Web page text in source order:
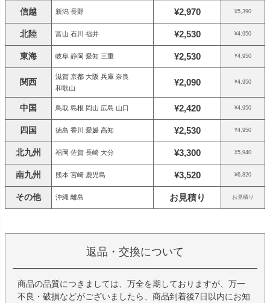
信越 新潟 長野 ¥2,970 ¥5,390
北陸 富山 石川 福井 ¥2,530 ¥4,950
東海 岐阜 静岡 愛知 三重 ¥2,530 ¥4,950
関西
滋賀 京都 大阪 兵庫 奈良
和歌山
¥2,090 ¥4,950
中国 鳥取 島根 岡山 広島 山口 ¥2,420 ¥4,950
四国 徳島 香川 愛媛 高知 ¥2,530 ¥4,950
北九州 福岡 佐賀 長崎 大分 ¥3,300 ¥5,940
南九州 熊本 宮崎 鹿児島 ¥3,520 ¥6,820
その他 沖縄 離島 お見積り お見積り
返品・交換について
商品の品質につきましては、万全を期しておりますが、万一
不良・破損などがございましたら、商品到着後7日以内にお知